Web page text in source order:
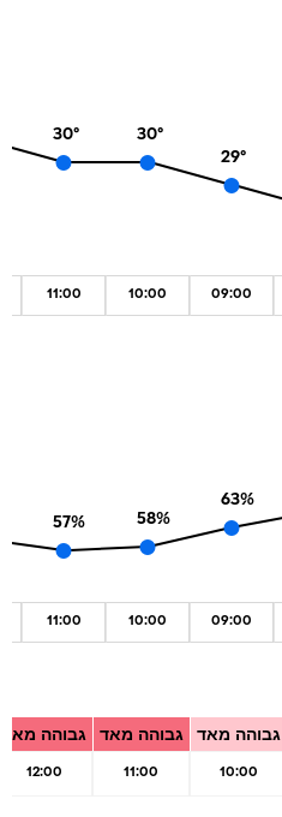
29°
09:00
30°
10:00
30°
11:00
63%
09:00
58%
10:00
57%
11:00
גבוהה מאד
10:00
גבוהה מאד
11:00
גבוהה מאד
12:00